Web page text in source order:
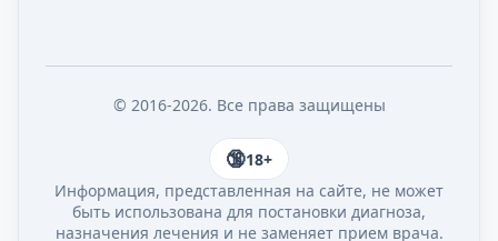
© 2016-2026. Все права защищены
18+
Информация, представленная на сайте, не может
быть использована для постановки диагноза,
назначения лечения и не заменяет прием врача.